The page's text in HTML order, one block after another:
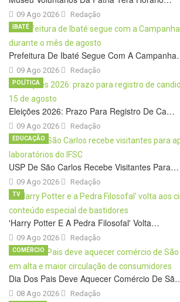
09 Ago 2026 Redação
Prefeitura De Ibaté Segue Com A
09 Ago 2026
IBATÉ
Redação
Eleições 2026: Prazo Para Registro De Ca…
09 Ago 2026
POLÍTICA
Redação
USP De São Carlos Recebe Visitantes Para…
09 Ago 2026
EDUCAÇÃO
Redação
'Harry Potter E A Pedra Filosofal' Volta…
09 Ago 2026
TV
Redação
Dia Dos Pais Deve Aquecer Comércio De
08 Ago 2026
COMÉRCIO
Redação